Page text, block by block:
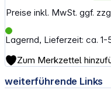
Preise inkl. MwSt. ggf.
Lagernd, Lieferzeit: ca. 1-
Zum Merkzettel
weiterführende Links